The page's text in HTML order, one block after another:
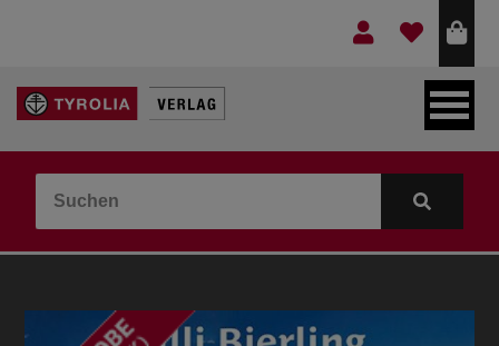
LEBEN & GLAUBE